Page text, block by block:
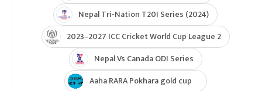
Nepal Tri-Nation T20I Series (2024)
2023–2027 ICC Cricket World Cup League 2
Nepal Vs Canada ODI Series
Aaha RARA Pokhara gold cup